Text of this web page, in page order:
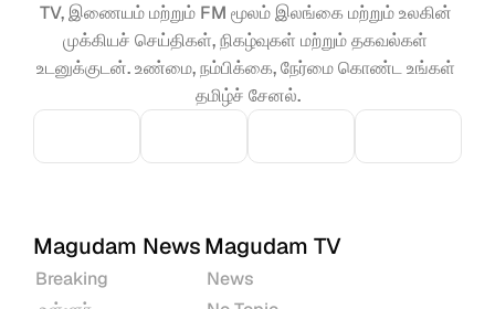
TV, இணையம் மற்றும் FM மூலம் இலங்கை மற்றும் உலகின்
முக்கியச் செய்திகள், நிகழ்வுகள் மற்றும் தகவல்கள்
உடனுக்குடன். உண்மை, நம்பிக்கை, நேர்மை கொண்ட உங்கள்
தமிழ்ச் சேனல்.
Magudam News
Breaking
Magudam TV
News